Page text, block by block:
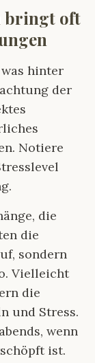
bringt oft
hinter
der
Notiere
die
die
sondern
Vielleicht
die
und Stress.
wenn
ist.